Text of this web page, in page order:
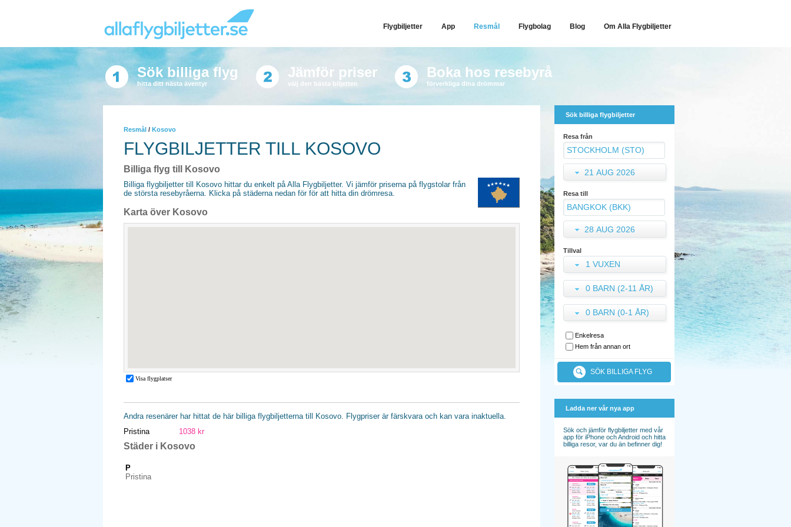
Flygbiljetter App Resmål Flygbolag Blog Om Alla Flygbiljetter
Sök billiga flyg
hitta ditt nästa äventyr
Jämför priser
välj den bästa biljetten
Boka hos resebyrå
förverkliga dina drömmar
Resmål / Kosovo
FLYGBILJETTER TILL KOSOVO
Billiga flyg till Kosovo
Billiga flygbiljetter till Kosovo hittar du enkelt på Alla Flygbiljetter. Vi jämför priserna på flygstolar från
de största resebyråerna. Klicka på städerna nedan för för att hitta din drömresa.
Karta över Kosovo
Andra resenärer har hittat de här billiga flygbiljetterna till Kosovo. Flygpriser är färskvara och kan vara inaktuella.
Pristina
1038 kr
Städer i Kosovo
P
Pristina
Sök billiga flygbiljetter
Resa från
21 AUG 2026
Resa till
28 AUG 2026
Tillval
1 VUXEN
0 BARN (2-11 ÅR)
0 BARN (0-1 ÅR)
Enkelresa
Hem från annan ort
SÖK BILLIGA FLYG
Ladda ner vår nya app
Sök och jämför flygbiljetter med vår
app för iPhone och Android och hitta
billiga resor, var du än befinner dig!